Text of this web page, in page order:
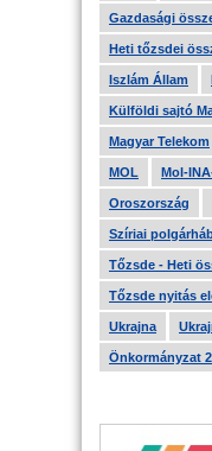
Gazdasági
Heti tőzsdei
Iszlám Állam
Külföldi sajtó
Magyar Telekom
MOL Mol-
Oroszország
Szíriai
Tőzsde - Heti
Tőzsde nyitás
Ukrajna
Önkormányzat